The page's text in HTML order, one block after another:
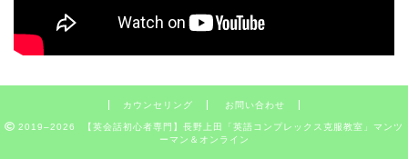
カウンセリング お問い合わせ
2019–2026 【英会話初心者専門】長野上田「英語コンプレックス克服教室」マンツ
ーマン＆オンライン